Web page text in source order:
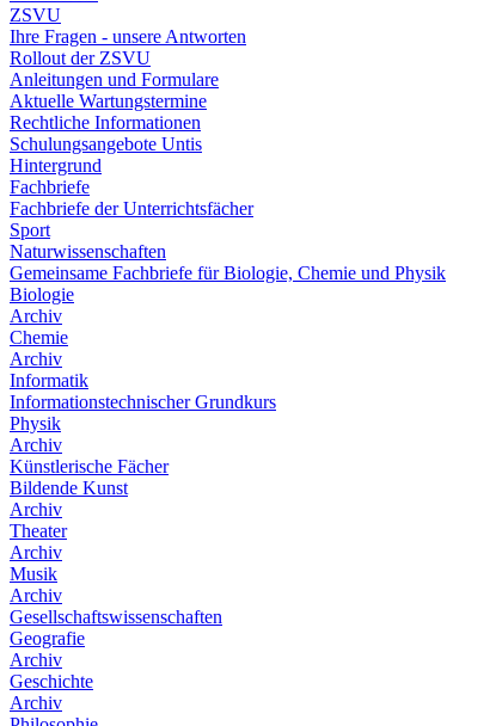
ZSVU
Ihre Fragen - unsere Antworten
Rollout der ZSVU
Anleitungen und Formulare
Aktuelle Wartungstermine
Rechtliche Informationen
Schulungsangebote Untis
Hintergrund
Fachbriefe
Fachbriefe der Unterrichtsfächer
Sport
Naturwissenschaften
Gemeinsame Fachbriefe für Biologie, Chemie und Physik
Biologie
Archiv
Chemie
Archiv
Informatik
Informationstechnischer Grundkurs
Physik
Archiv
Künstlerische Fächer
Bildende Kunst
Archiv
Theater
Archiv
Musik
Archiv
Gesellschaftswissenschaften
Geografie
Archiv
Geschichte
Archiv